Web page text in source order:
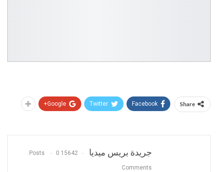
Share
Facebook
Twitter
Google+
جريدة بريس ميديا 15642 Posts
0
Comments